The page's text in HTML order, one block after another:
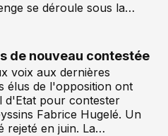
se déroule sous la…
de nouveau contestée
voix aux dernières
élus de l'opposition ont
d'Etat pour contester
Fabrice Hugelé. Un
rejeté en juin. La…